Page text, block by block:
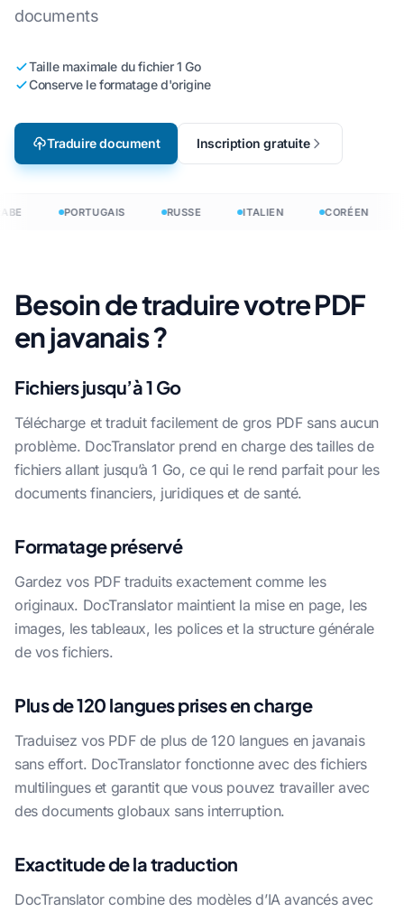
documents
Taille maximale du fichier 1 Go
Conserve le formatage d'origine
Traduire document Inscription gratuite
PORTUGAIS RUSSE ITALIEN CORÉEN
Besoin de traduire votre PDF
en javanais ?
Fichiers jusqu’à 1 Go
Télécharge et traduit facilement de gros PDF sans aucun
problème. DocTranslator prend en charge des tailles de
fichiers allant jusqu’à 1 Go, ce qui le rend parfait pour les
documents financiers, juridiques et de santé.
Formatage préservé
Gardez vos PDF traduits exactement comme les
originaux. DocTranslator maintient la mise en page, les
images, les tableaux, les polices et la structure générale
de vos fichiers.
Plus de 120 langues prises en charge
Traduisez vos PDF de plus de 120 langues en javanais
sans effort. DocTranslator fonctionne avec des fichiers
multilingues et garantit que vous pouvez travailler avec
des documents globaux sans interruption.
Exactitude de la traduction
DocTranslator combine des modèles d’IA avancés avec